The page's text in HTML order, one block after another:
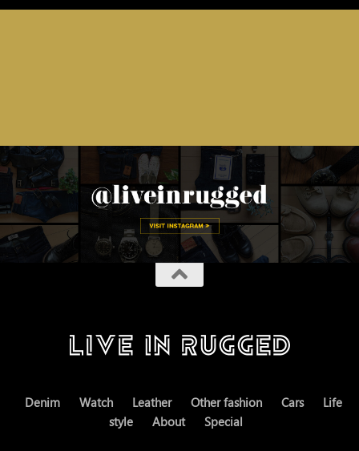
Denim Watch Leather Other fashion Cars
Life
style
About Special